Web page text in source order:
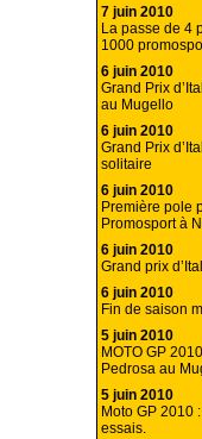
7 juin 2010
La passe de 4
1000
6 juin 2010
Grand Prix
au Mugello
6 juin 2010
Grand Prix
solitaire
6 juin 2010
Première pole
Promosport à
6 juin 2010
Grand prix
6 juin 2010
Fin de saison
5 juin 2010
MOTO GP
Pedrosa au
5 juin 2010
Moto GP 2010
essais.